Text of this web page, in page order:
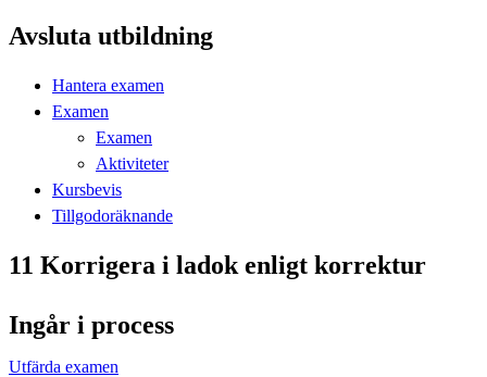
Avsluta utbildning
Hantera examen
Examen
Examen
Aktiviteter
Kursbevis
Tillgodoräknande
11 Korrigera i ladok enligt korrektur
Ingår i process
Utfärda examen